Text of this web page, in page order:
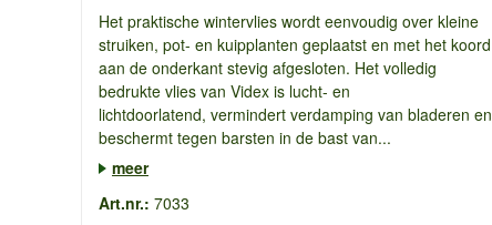
Het praktische wintervlies wordt eenvoudig over kleine
struiken, pot- en kuipplanten geplaatst en met het koord
aan de onderkant stevig afgesloten. Het volledig
bedrukte vlies van Videx is lucht- en
lichtdoorlatend, vermindert verdamping van bladeren en
beschermt tegen barsten in de bast van...
meer
Art.nr.: 7033